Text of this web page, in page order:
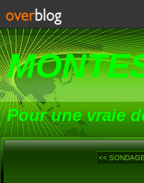
Pour une vraie
<<